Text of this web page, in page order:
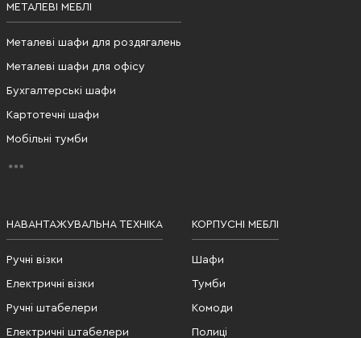
МЕТАЛЕВІ МЕБЛІ
Металеві шафи для роздягалень
Металеві шафи для офісу
Бухгалтерські шафи
Картотечні шафи
Мобільні тумби
НАВАНТАЖУВАЛЬНА ТЕХНІКА
Ручні візки
Електричні візки
Ручні штабелери
Електричні штабелери
КОРПУСНІ МЕБЛІ
Шафи
Тумби
Комоди
Полиці